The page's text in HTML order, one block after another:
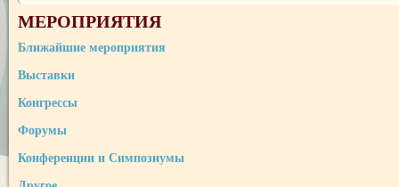
ІІІ Международный Форум здоровья, красоты и долголетия
Четвертый Всемирный стоматологический Конгресс Четвертая
МЕРОПРИЯТИЯ
Ближайшие мероприятия
Выставки
Конгрессы
Форумы
Конференции и Симпозиумы